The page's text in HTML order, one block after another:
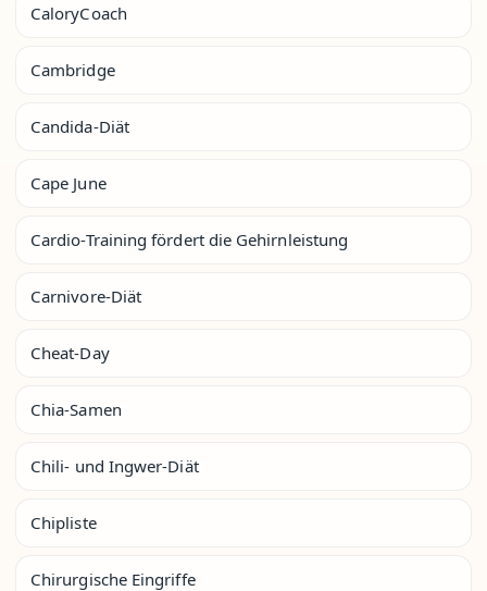
CaloryCoach
Cambridge
Candida-Diät
Cape June
Cardio-Training fördert die Gehirnleistung
Carnivore-Diät
Cheat-Day
Chia-Samen
Chili- und Ingwer-Diät
Chipliste
Chirurgische Eingriffe